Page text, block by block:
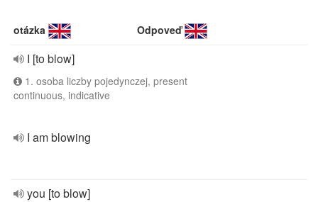
otázka Odpoveď
I [to blow]
1. osoba liczby pojedynczej, present
continuous, indicative
I am blowing
you [to blow]